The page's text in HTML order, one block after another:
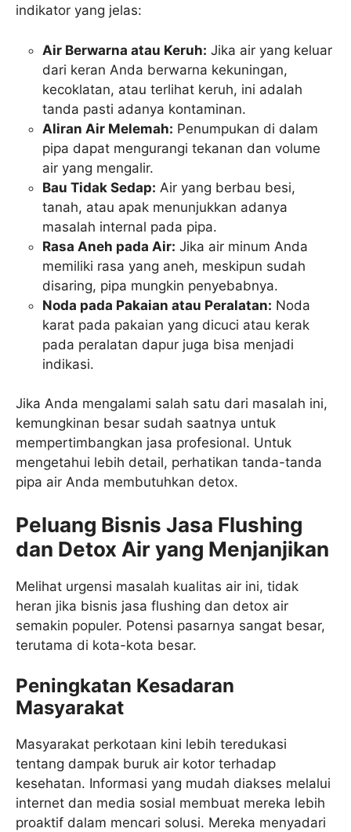
indikator yang jelas:
Air Berwarna atau Keruh: Jika air yang keluar
dari keran Anda berwarna kekuningan,
kecoklatan, atau terlihat keruh, ini adalah
tanda pasti adanya kontaminan.
Aliran Air Melemah: Penumpukan di dalam
pipa dapat mengurangi tekanan dan volume
air yang mengalir.
Bau Tidak Sedap: Air yang berbau besi,
tanah, atau apak menunjukkan adanya
masalah internal pada pipa.
Rasa Aneh pada Air: Jika air minum Anda
memiliki rasa yang aneh, meskipun sudah
disaring, pipa mungkin penyebabnya.
Noda pada Pakaian atau Peralatan: Noda
karat pada pakaian yang dicuci atau kerak
pada peralatan dapur juga bisa menjadi
indikasi.
Jika Anda mengalami salah satu dari masalah ini,
kemungkinan besar sudah saatnya untuk
mempertimbangkan jasa profesional. Untuk
mengetahui lebih detail, perhatikan tanda-tanda
pipa air Anda membutuhkan detox.
Peluang Bisnis Jasa Flushing
dan Detox Air yang Menjanjikan
Melihat urgensi masalah kualitas air ini, tidak
heran jika bisnis jasa flushing dan detox air
semakin populer. Potensi pasarnya sangat besar,
terutama di kota-kota besar.
Peningkatan Kesadaran
Masyarakat
Masyarakat perkotaan kini lebih teredukasi
tentang dampak buruk air kotor terhadap
kesehatan. Informasi yang mudah diakses melalui
internet dan media sosial membuat mereka lebih
proaktif dalam mencari solusi. Mereka menyadari